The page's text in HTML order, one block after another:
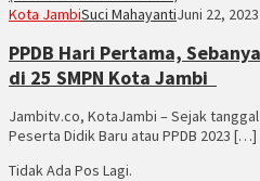
Kota JambiSuci MahayantiJuni 22, 2023
PPDB Hari Pertama,
di 25 SMPN Kota Jambi
Jambitv.co, KotaJambi – Sejak
Peserta Didik Baru atau PPDB 2023 […]
Tidak Ada Pos Lagi.